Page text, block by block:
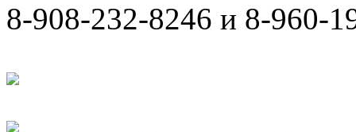
8-908-232-8246 и 8-960-